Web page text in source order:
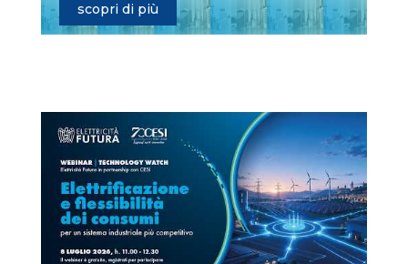
scopri di più